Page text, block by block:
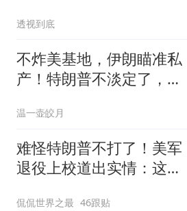
透视到底
不炸美基地，伊朗瞄准私
产！特朗普不淡定了，被
温一壶皎月
难怪特朗普不打了！美军
退役上校道出实情：这场
侃侃世界之最 46跟贴